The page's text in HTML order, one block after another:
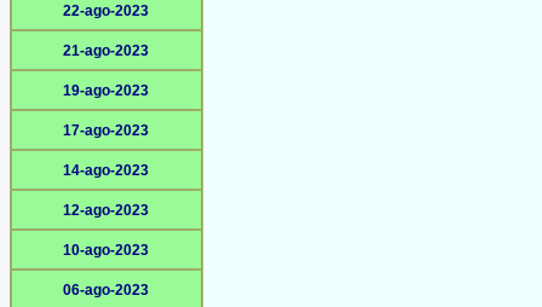
22-ago-2023
21-ago-2023
19-ago-2023
17-ago-2023
14-ago-2023
12-ago-2023
10-ago-2023
06-ago-2023